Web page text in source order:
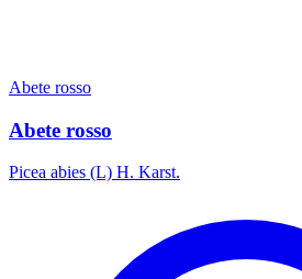
Abete rosso
Abete rosso
Picea abies (L) H. Karst.